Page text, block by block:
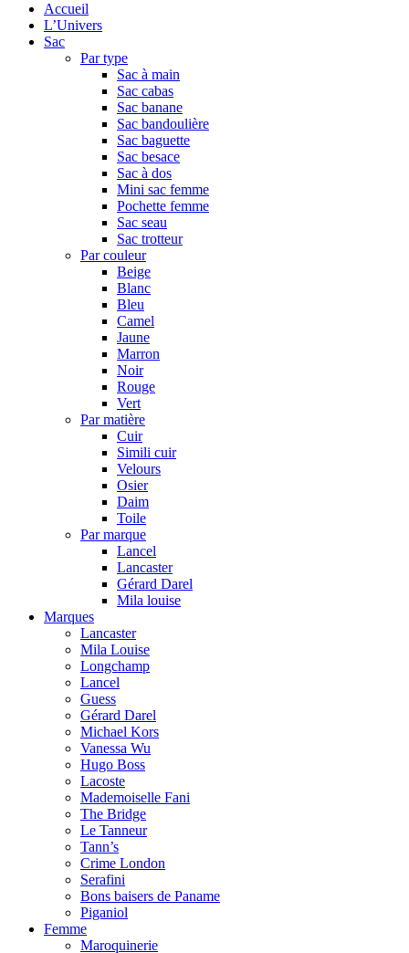
Accueil
L’Univers
Sac
Par type
Sac à main
Sac cabas
Sac banane
Sac bandoulière
Sac baguette
Sac besace
Sac à dos
Mini sac femme
Pochette femme
Sac seau
Sac trotteur
Par couleur
Beige
Blanc
Bleu
Camel
Jaune
Marron
Noir
Rouge
Vert
Par matière
Cuir
Simili cuir
Velours
Osier
Daim
Toile
Par marque
Lancel
Lancaster
Gérard Darel
Mila louise
Marques
Lancaster
Mila Louise
Longchamp
Lancel
Guess
Gérard Darel
Michael Kors
Vanessa Wu
Hugo Boss
Lacoste
Mademoiselle Fani
The Bridge
Le Tanneur
Tann’s
Crime London
Serafini
Bons baisers de Paname
Piganiol
Femme
Maroquinerie